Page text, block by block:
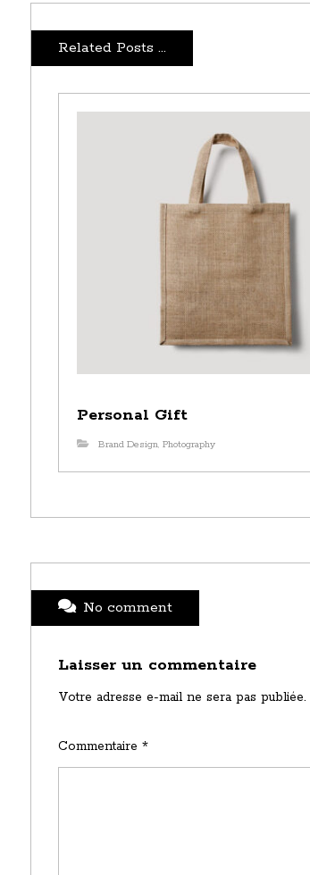
Related Posts ...
Personal Gift
Brand Design, Photography
No comment
Laisser un commentaire
Votre adresse e-mail ne sera pas publiée.
Commentaire *